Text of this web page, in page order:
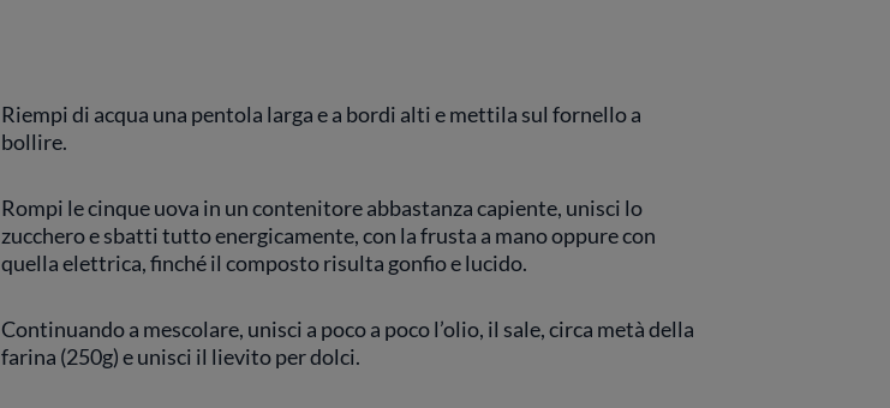
Riempi di acqua una pentola larga e a bordi alti e mettila sul fornello a
bollire.
Rompi le cinque uova in un contenitore abbastanza capiente, unisci lo
zucchero e sbatti tutto energicamente, con la frusta a mano oppure con
quella elettrica, finché il composto risulta gonfio e lucido.
Continuando a mescolare, unisci a poco a poco l’olio, il sale, circa metà della
farina (250g) e unisci il lievito per dolci.